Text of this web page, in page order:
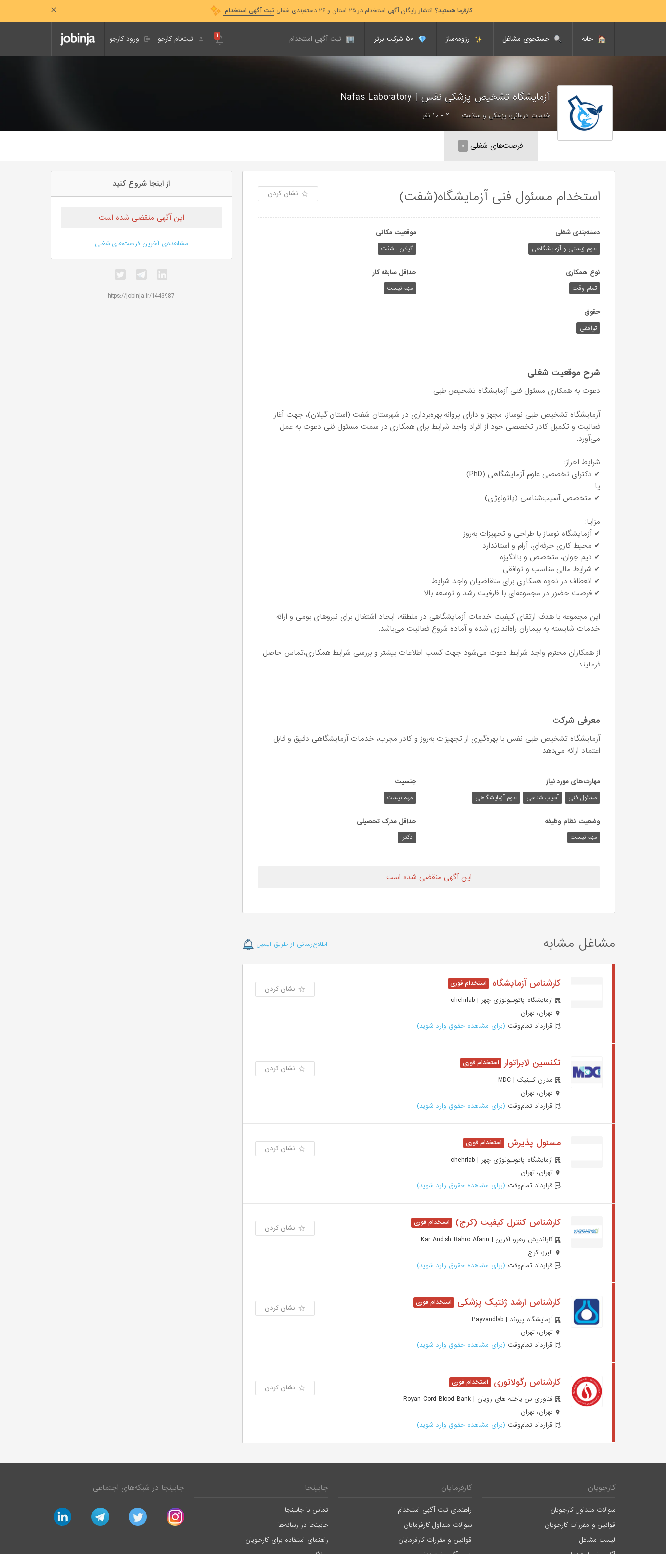
کارفرما هستید؟ انتشار رایگان آگهی استخدام در ۲۵ استان و ۲۶ دسته‌بندی شغلی ثبت آگهی استخدام
خانه جستجوی مشاغل رزومه‌ساز ثبت آگهی استخدام ورود کارجو ثبت‌نام کارجو ۱
آزمایشگاه تشخیص پزشکی نفس|
Nafas Laboratory
خدمات درمانی، پزشکی و سلامت ۲ - ۱۰ نفر
فرصت‌های شغلی ۰
استخدام مسئول فنی آزمایشگاه(شفت) نشان کردن
دسته‌بندی شغلی
علوم زیستی و آزمایشگاهی
موقعیت مکانی
گیلان ، شفت
نوع همکاری
تمام وقت
حداقل سابقه کار
مهم نیست
حقوق
توافقی
شرح موقعیت شغلی
دعوت به همکاری مسئول فنی آزمایشگاه تشخیص طبی
آزمایشگاه تشخیص طبی نوساز، مجهز و دارای پروانه بهره‌برداری در شهرستان شفت (استان گیلان)، جهت آغاز
فعالیت و تکمیل کادر تخصصی خود از افراد واجد شرایط برای همکاری در سمت مسئول فنی دعوت به عمل
می‌آورد.
شرایط احراز:
✔ دکترای تخصصی علوم آزمایشگاهی (PhD)
یا
✔ متخصص آسیب‌شناسی (پاتولوژی)
مزایا:
✔ آزمایشگاه نوساز با طراحی و تجهیزات به‌روز
✔ محیط کاری حرفه‌ای، آرام و استاندارد
✔ تیم جوان، متخصص و باانگیزه
✔ شرایط مالی مناسب و توافقی
✔ انعطاف در نحوه همکاری برای متقاضیان واجد شرایط
✔ فرصت حضور در مجموعه‌ای با ظرفیت رشد و توسعه بالا
این مجموعه با هدف ارتقای کیفیت خدمات آزمایشگاهی در منطقه، ایجاد اشتغال برای نیروهای بومی و ارائه
خدمات شایسته به بیماران راه‌اندازی شده و آماده شروع فعالیت می‌باشد.
از همکاران محترم واجد شرایط دعوت می‌شود جهت کسب اطلاعات بیشتر و بررسی شرایط همکاری،تماس حاصل
فرمایند
معرفی شرکت
آزمایشگاه تشخیص طبی نفس با بهره‌گیری از تجهیزات به‌روز و کادر مجرب، خدمات آزمایشگاهی دقیق و قابل
اعتماد ارائه می‌دهد
مهارت‌های مورد نیاز
مسئول فنی آسیب شناسی علوم آزمایشگاهی
جنسیت
مهم نیست
وضعیت نظام وظیفه
مهم‌ نیست
حداقل مدرک تحصیلی
دکترا
این آگهی منقضی شده است
مشاغل مشابه اطلاع‌رسانی از طریق ایمیل
کارشناس آزمایشگاه
ازمایشگاه پاتوبیولوژی چهر | chehrlab
تهران، تهران
قرارداد تمام‌وقت (برای مشاهده حقوق وارد شوید)
نشان کردن
تکنسین لابراتوار
مدرن کلینیک | MDC
تهران، تهران
قرارداد تمام‌وقت (برای مشاهده حقوق وارد شوید)
نشان کردن
مسئول پذیرش
ازمایشگاه پاتوبیولوژی چهر | chehrlab
تهران، تهران
قرارداد تمام‌وقت (برای مشاهده حقوق وارد شوید)
نشان کردن
کارشناس کنترل کیفیت (کرج)
کاراندیش رهرو آفرین | Kar Andish Rahro Afarin
البرز، کرج
قرارداد تمام‌وقت (برای مشاهده حقوق وارد شوید)
نشان کردن
کارشناس ارشد ژنتیک پزشکی
آزمایشگاه پیوند | Payvandlab
تهران، تهران
قرارداد تمام‌وقت (برای مشاهده حقوق وارد شوید)
نشان کردن
کارشناس رگولاتوری
فناوری بن یاخته های رویان | Royan Cord Blood Bank
تهران، تهران
قرارداد تمام‌وقت (برای مشاهده حقوق وارد شوید)
نشان کردن
از اینجا شروع کنید
این آگهی منقضی شده است
مشاهده‌ی آخرین فرصت‌های شغلی
https://jobinja.ir/1443987
کارجویان
سوالات متداول کارجویان
قوانین و مقررات کارجویان
لیست مشاغل
کارفرمایان
راهنمای ثبت آگهی استخدام
سوالات متداول کارفرمایان
قوانین و مقررات کارفرمایان
جابینجا
تماس با جابینجا
جابینجا در رسانه‌ها
راهنمای استفاده برای کارجویان
جابینجا در شبکه‌های اجتماعی
instagram
twitter
telegram
linkedin